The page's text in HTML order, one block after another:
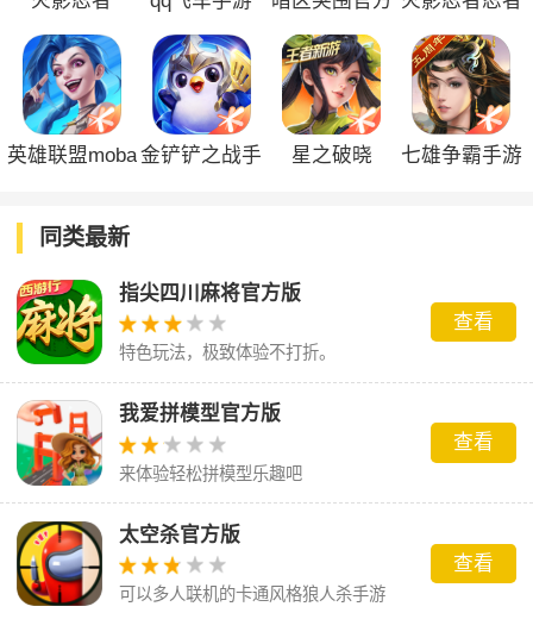
英雄联盟moba金铲铲之战手
星之破晓 七雄争霸手游
同类最新
指尖四川麻将官方版
特色玩法，极致体验不打折。
查看
我爱拼模型官方版
来体验轻松拼模型乐趣吧
查看
太空杀官方版
可以多人联机的卡通风格狼人杀手游
查看